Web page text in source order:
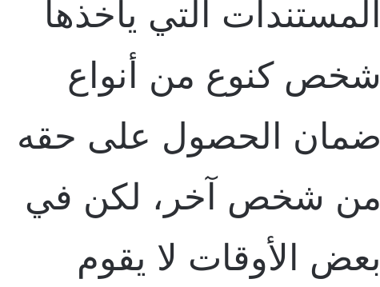
المستندات التي يأخذها
شخص كنوع من أنواع
ضمان الحصول على حقه
من شخص آخر، لكن في
بعض الأوقات لا يقوم